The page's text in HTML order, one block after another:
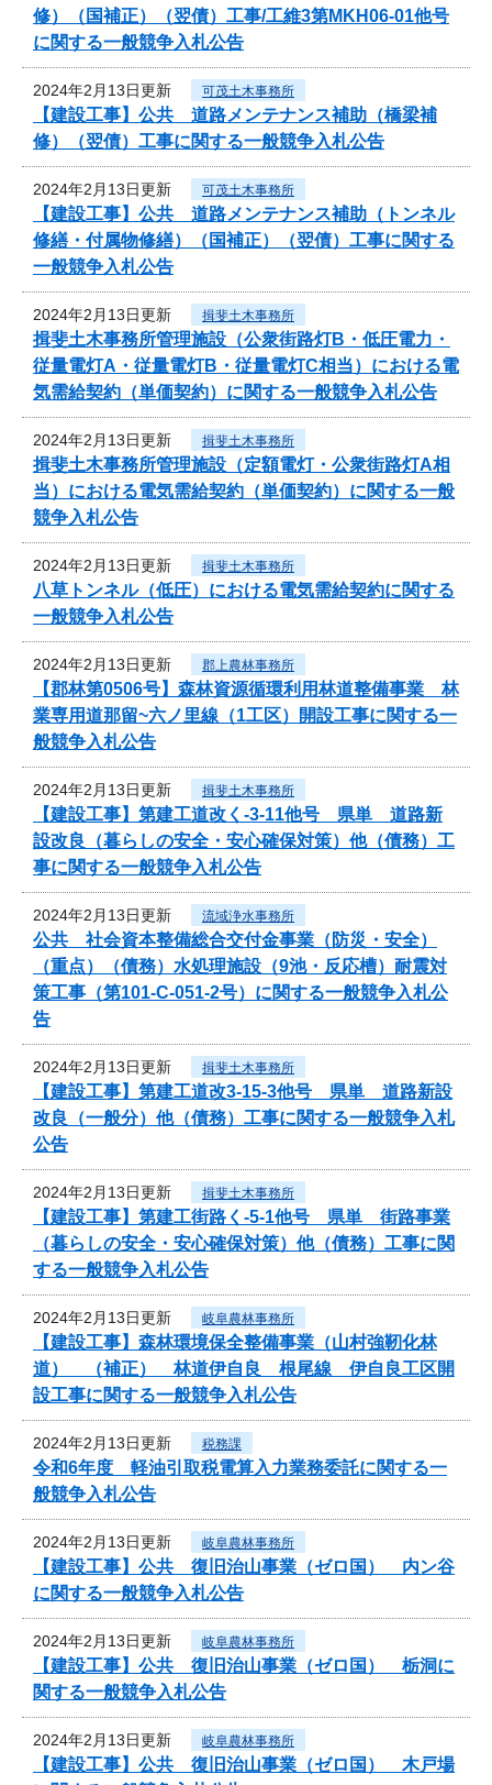
修）（国補正）（翌債）工事/工維3第MKH06-01他号
に関する一般競争入札公告
2024年2月13日更新 可茂土木事務所
【建設工事】公共 道路メンテナンス補助（橋梁補
修）（翌債）工事に関する一般競争入札公告
2024年2月13日更新 可茂土木事務所
【建設工事】公共 道路メンテナンス補助（トンネル
修繕・付属物修繕）（国補正）（翌債）工事に関する
一般競争入札公告
2024年2月13日更新 揖斐土木事務所
揖斐土木事務所管理施設（公衆街路灯B・低圧電力・
従量電灯A・従量電灯B・従量電灯C相当）における電
気需給契約（単価契約）に関する一般競争入札公告
2024年2月13日更新 揖斐土木事務所
揖斐土木事務所管理施設（定額電灯・公衆街路灯A相
当）における電気需給契約（単価契約）に関する一般
競争入札公告
2024年2月13日更新 揖斐土木事務所
八草トンネル（低圧）における電気需給契約に関する
一般競争入札公告
2024年2月13日更新 郡上農林事務所
【郡林第0506号】森林資源循環利用林道整備事業 林
業専用道那留~六ノ里線（1工区）開設工事に関する一
般競争入札公告
2024年2月13日更新 揖斐土木事務所
【建設工事】第建工道改く-3-11他号 県単 道路新
設改良（暮らしの安全・安心確保対策）他（債務）工
事に関する一般競争入札公告
2024年2月13日更新 流域浄水事務所
公共 社会資本整備総合交付金事業（防災・安全）
（重点）（債務）水処理施設（9池・反応槽）耐震対
策工事（第101-C-051-2号）に関する一般競争入札公
告
2024年2月13日更新 揖斐土木事務所
【建設工事】第建工道改3-15-3他号 県単 道路新設
改良（一般分）他（債務）工事に関する一般競争入札
公告
2024年2月13日更新 揖斐土木事務所
【建設工事】第建工街路く-5-1他号 県単 街路事業
（暮らしの安全・安心確保対策）他（債務）工事に関
する一般競争入札公告
2024年2月13日更新 岐阜農林事務所
【建設工事】森林環境保全整備事業（山村強靭化林
道） （補正） 林道伊自良 根尾線 伊自良工区開
設工事に関する一般競争入札公告
2024年2月13日更新 税務課
令和6年度 軽油引取税電算入力業務委託に関する一
般競争入札公告
2024年2月13日更新 岐阜農林事務所
【建設工事】公共 復旧治山事業（ゼロ国） 内ン谷
に関する一般競争入札公告
2024年2月13日更新 岐阜農林事務所
【建設工事】公共 復旧治山事業（ゼロ国） 栃洞に
関する一般競争入札公告
2024年2月13日更新 岐阜農林事務所
【建設工事】公共 復旧治山事業（ゼロ国） 木戸場